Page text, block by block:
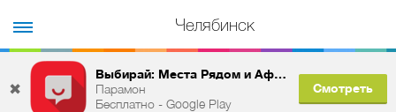
✖
Выбирай: Места Рядом и Афиша
Парамон
Бесплатно - Google Play
Смотреть
Челябинск